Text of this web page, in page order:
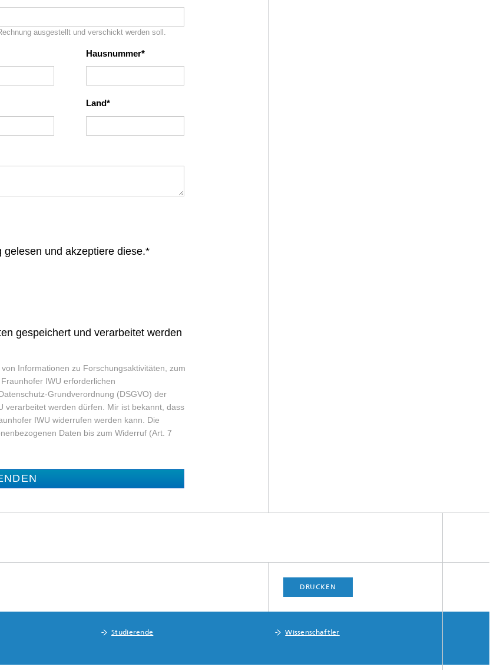
ausgestellt und verschickt werden soll.
Hausnummer
Land
und akzeptiere diese.*
gespeichert und verarbeitet werden
Informationen zu Forschungsaktivitäten, zum
IWU erforderlichen
Grundverordnung (DSGVO) der
verarbeitet werden dürfen. Mir ist bekannt, dass
IWU widerrufen werden kann. Die
Daten bis zum Widerruf (Art. 7
DRUCKEN
Studierende
Wissenschaftler